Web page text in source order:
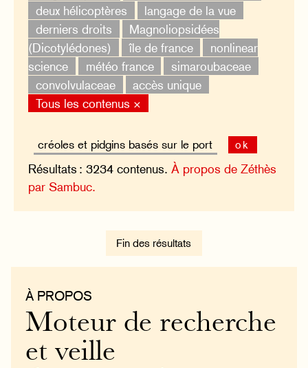
deux hélicoptères
langage de la vue
derniers droits
Magnoliopsidées
(Dicotylédones)
île de france
nonlinear
science
météo france
simaroubaceae
convolvulaceae
accès unique
Tous les contenus ×
ok
Résultats : 3234 contenus.À propos de Zéthès
par Sambuc.
Fin des résultats
À PROPOS
Moteur de recherche
et veille